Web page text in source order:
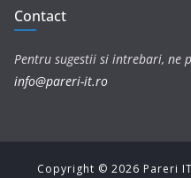
Contact
Pentru sugestii si intrebari, ne
info@pareri-it.ro
Copyright © 2026 Pareri